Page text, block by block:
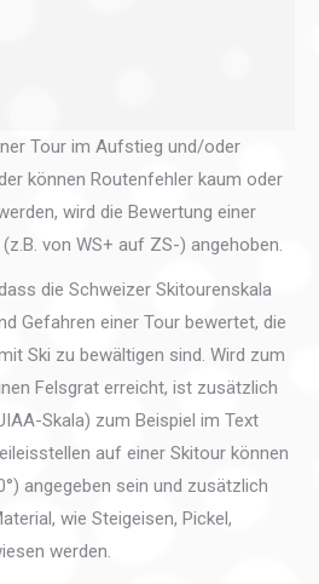
Tour im Aufstieg und/oder
können Routenfehler kaum oder
wird die Bewertung einer
von WS+ auf ZS-) angehoben.
die Schweizer Skitourenskala
Gefahren einer Tour bewertet, die
Ski zu bewältigen sind. Wird zum
Felsgrat erreicht, ist zusätzlich
Skala) zum Beispiel im Text
auf einer Skitour können
angegeben sein und zusätzlich
wie Steigeisen, Pickel,
werden.